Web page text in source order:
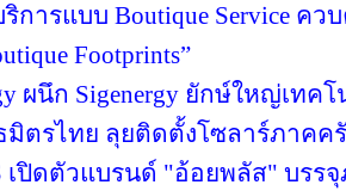
การแบบ Boutique Service ค
Footprints”
ผนึก Sigenergy ยักษ์ใหญ่เท
ตรไทย ลุยติดตั้งโซลาร์ภาคครั
เปิดตัวแบรนด์ "อ้อยพลัส" บร